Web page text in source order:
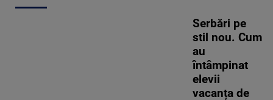
Serbări pe
stil nou. Cum
au
întâmpinat
elevii
vacanța de